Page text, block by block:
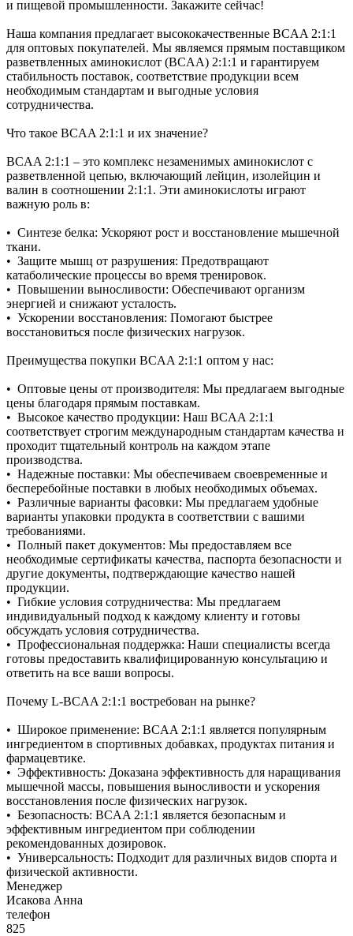
и пищевой промышленности. Закажите сейчас!
Наша компания предлагает высококачественные BCAA 2:1:1
для оптовых покупателей. Мы являемся прямым поставщиком
разветвленных аминокислот (BCAA) 2:1:1 и гарантируем
стабильность поставок, соответствие продукции всем
необходимым стандартам и выгодные условия
сотрудничества.
Что такое BCAA 2:1:1 и их значение?
BCAA 2:1:1 – это комплекс незаменимых аминокислот с
разветвленной цепью, включающий лейцин, изолейцин и
валин в соотношении 2:1:1. Эти аминокислоты играют
важную роль в:
• Синтезе белка: Ускоряют рост и восстановление мышечной
ткани.
• Защите мышц от разрушения: Предотвращают
катаболические процессы во время тренировок.
• Повышении выносливости: Обеспечивают организм
энергией и снижают усталость.
• Ускорении восстановления: Помогают быстрее
восстановиться после физических нагрузок.
Преимущества покупки BCAA 2:1:1 оптом у нас:
• Оптовые цены от производителя: Мы предлагаем выгодные
цены благодаря прямым поставкам.
• Высокое качество продукции: Наш BCAA 2:1:1
соответствует строгим международным стандартам качества и
проходит тщательный контроль на каждом этапе
производства.
• Надежные поставки: Мы обеспечиваем своевременные и
бесперебойные поставки в любых необходимых объемах.
• Различные варианты фасовки: Мы предлагаем удобные
варианты упаковки продукта в соответствии с вашими
требованиями.
• Полный пакет документов: Мы предоставляем все
необходимые сертификаты качества, паспорта безопасности и
другие документы, подтверждающие качество нашей
продукции.
• Гибкие условия сотрудничества: Мы предлагаем
индивидуальный подход к каждому клиенту и готовы
обсуждать условия сотрудничества.
• Профессиональная поддержка: Наши специалисты всегда
готовы предоставить квалифицированную консультацию и
ответить на все ваши вопросы.
Почему L-BCAA 2:1:1 востребован на рынке?
• Широкое применение: BCAA 2:1:1 является популярным
ингредиентом в спортивных добавках, продуктах питания и
фармацевтике.
• Эффективность: Доказана эффективность для наращивания
мышечной массы, повышения выносливости и ускорения
восстановления после физических нагрузок.
• Безопасность: BCAA 2:1:1 является безопасным и
эффективным ингредиентом при соблюдении
рекомендованных дозировок.
• Универсальность: Подходит для различных видов спорта и
физической активности.
Менеджер
Исакова Анна
телефон
825